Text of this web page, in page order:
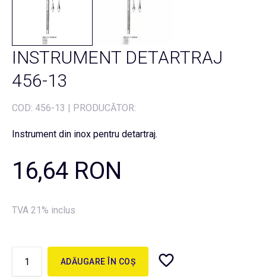
INSTRUMENT DETARTRAJ
456-13
COD: 456-13 | PRODUCĂTOR:
Instrument din inox pentru detartraj.
16,64 RON
TVA 21% inclus
ADĂUGARE ÎN COȘ